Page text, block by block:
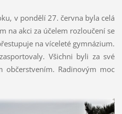
v pondělí 27. června byla celá
na akci za účelem rozloučení se
na víceleté gymnázium.
Všichni byli za své
občerstvením. Radinovým moc